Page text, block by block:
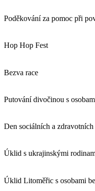
Poděkování za pomoc při
Hop Hop Fest
Bezva race
Putování divočinou s
Den sociálních a zdravotních
Úklid s ukrajinskými
Úklid Litoměřic s osobami